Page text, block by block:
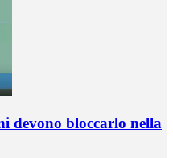
devono bloccarlo nella